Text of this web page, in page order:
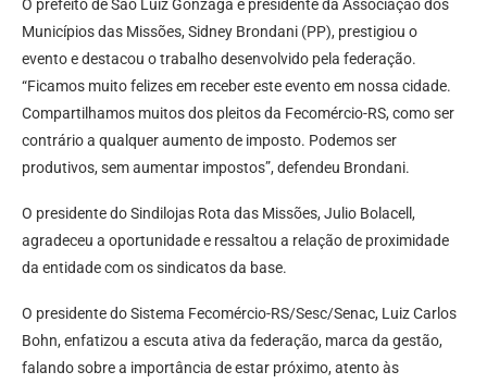
O prefeito de São Luiz Gonzaga e presidente da Associação dos
Municípios das Missões, Sidney Brondani (PP), prestigiou o
evento e destacou o trabalho desenvolvido pela federação.
“Ficamos muito felizes em receber este evento em nossa cidade.
Compartilhamos muitos dos pleitos da Fecomércio-RS, como ser
contrário a qualquer aumento de imposto. Podemos ser
produtivos, sem aumentar impostos”, defendeu Brondani.
O presidente do Sindilojas Rota das Missões, Julio Bolacell,
agradeceu a oportunidade e ressaltou a relação de proximidade
da entidade com os sindicatos da base.
O presidente do Sistema Fecomércio-RS/Sesc/Senac, Luiz Carlos
Bohn, enfatizou a escuta ativa da federação, marca da gestão,
falando sobre a importância de estar próximo, atento às